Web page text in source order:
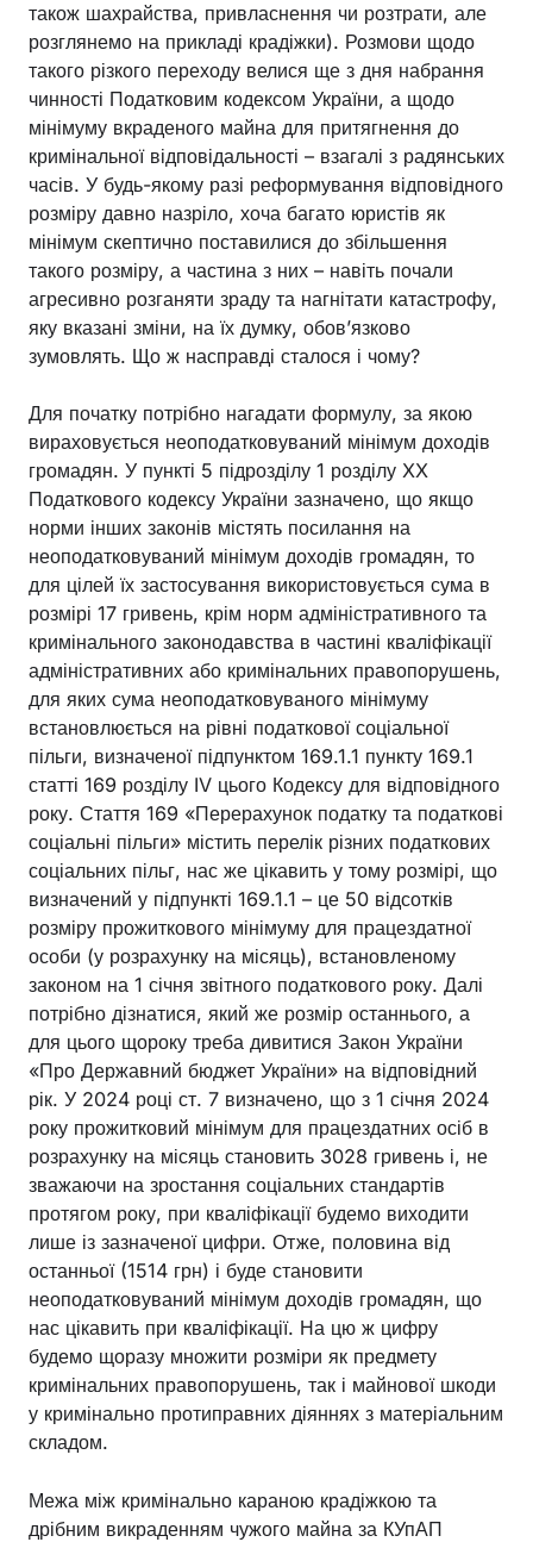
також шахрайства, привласнення чи розтрати, але
розглянемо на прикладі крадіжки). Розмови щодо
такого різкого переходу велися ще з дня набрання
чинності Податковим кодексом України, а щодо
мінімуму вкраденого майна для притягнення до
кримінальної відповідальності – взагалі з радянських
часів. У будь-якому разі реформування відповідного
розміру давно назріло, хоча багато юристів як
мінімум скептично поставилися до збільшення
такого розміру, а частина з них – навіть почали
агресивно розганяти зраду та нагнітати катастрофу,
яку вказані зміни, на їх думку, обов’язково
зумовлять. Що ж насправді сталося і чому?
Для початку потрібно нагадати формулу, за якою
вираховується неоподатковуваний мінімум доходів
громадян. У пункті 5 підрозділу 1 розділу XX
Податкового кодексу України зазначено, що якщо
норми інших законів містять посилання на
неоподатковуваний мінімум доходів громадян, то
для цілей їх застосування використовується сума в
розмірі 17 гривень, крім норм адміністративного та
кримінального законодавства в частині кваліфікації
адміністративних або кримінальних правопорушень,
для яких сума неоподатковуваного мінімуму
встановлюється на рівні податкової соціальної
пільги, визначеної підпунктом 169.1.1 пункту 169.1
статті 169 розділу IV цього Кодексу для відповідного
року. Стаття 169 «Перерахунок податку та податкові
соціальні пільги» містить перелік різних податкових
соціальних пільг, нас же цікавить у тому розмірі, що
визначений у підпункті 169.1.1 – це 50 відсотків
розміру прожиткового мінімуму для працездатної
особи (у розрахунку на місяць), встановленому
законом на 1 січня звітного податкового року. Далі
потрібно дізнатися, який же розмір останнього, а
для цього щороку треба дивитися Закон України
«Про Державний бюджет України» на відповідний
рік. У 2024 році ст. 7 визначено, що з 1 січня 2024
року прожитковий мінімум для працездатних осіб в
розрахунку на місяць становить 3028 гривень і, не
зважаючи на зростання соціальних стандартів
протягом року, при кваліфікації будемо виходити
лише із зазначеної цифри. Отже, половина від
останньої (1514 грн) і буде становити
неоподатковуваний мінімум доходів громадян, що
нас цікавить при кваліфікації. На цю ж цифру
будемо щоразу множити розміри як предмету
кримінальних правопорушень, так і майнової шкоди
у кримінально протиправних діяннях з матеріальним
складом.
Межа між кримінально караною крадіжкою та
дрібним викраденням чужого майна за КУпАП